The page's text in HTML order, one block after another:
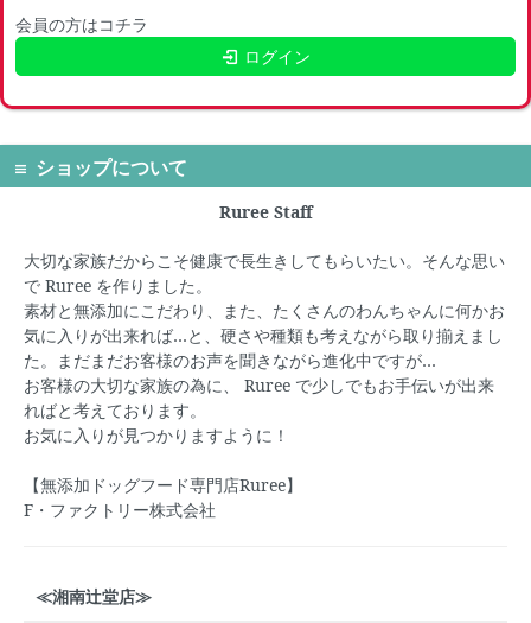
会員の方はコチラ
ログイン
ショップについて
Ruree Staff
大切な家族だからこそ健康で長生きしてもらいたい。そんな思い
で Ruree を作りました。
素材と無添加にこだわり、また、たくさんのわんちゃんに何かお
気に入りが出来れば…と、硬さや種類も考えながら取り揃えまし
た。まだまだお客様のお声を聞きながら進化中ですが…
お客様の大切な家族の為に、 Ruree で少しでもお手伝いが出来
ればと考えております。
お気に入りが見つかりますように！
【無添加ドッグフード専門店Ruree】
F・ファクトリー株式会社
≪湘南辻堂店≫